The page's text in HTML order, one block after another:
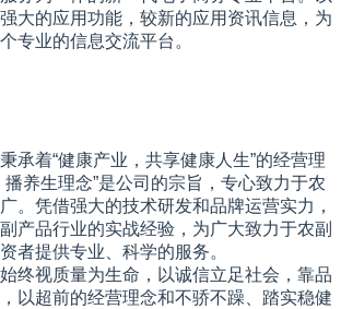
大的应用功能，较新的应用资讯信息，为
专业的信息交流平台。
承着“健康产业，共享健康人生”的经营理
播养生理念”是公司的宗旨，专心致力于农
。凭借强大的技术研发和品牌运营实力，
产品行业的实战经验，为广大致力于农副
者提供专业、科学的服务。
终视质量为生命，以诚信立足社会，靠品
以超前的经营理念和不骄不躁、踏实稳健